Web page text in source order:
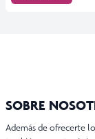
SOBRE
Además de ofrecerte